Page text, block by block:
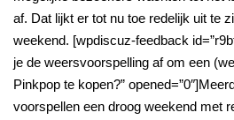
af. Dat lijkt er tot nu toe redelijk uit te
weekend. [wpdiscuz-feedback
je de weersvoorspelling af om een
Pinkpop te kopen?”
voorspellen een droog weekend met